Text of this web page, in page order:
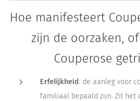
Hoe manifesteert
zijn de oorzaken,
Couperose
Erfelijkheid : de aanleg voor
familiaal bepaald zijn. Zit het